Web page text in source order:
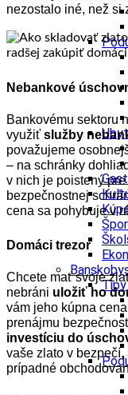
Tipy
nezostalo iné, než si
Nebankové
Bankovému sektoru
využiť služby
považujeme
– na schránky
v nich je poistený
bezpečnostnej
cena sa pohybuje v
Domáci trezor
Chcete mať svoje
nebráni uložiť ho
vám jeho kúpna
prenájmu
investíciu do
vaše zlato v
prípadné